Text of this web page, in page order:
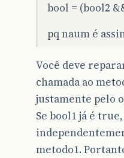
bool = (bool2
pq naum é
Você deve
chamada ao
justamente pelo
Se bool1 já é
metodo1.